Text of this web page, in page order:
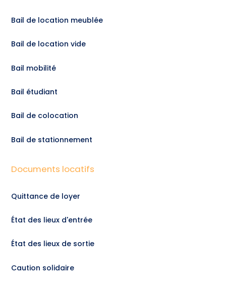
Bail de location meublée
Bail de location vide
Bail mobilité
Bail étudiant
Bail de colocation
Bail de stationnement
Documents locatifs
Quittance de loyer
État des lieux d'entrée
État des lieux de sortie
Caution solidaire